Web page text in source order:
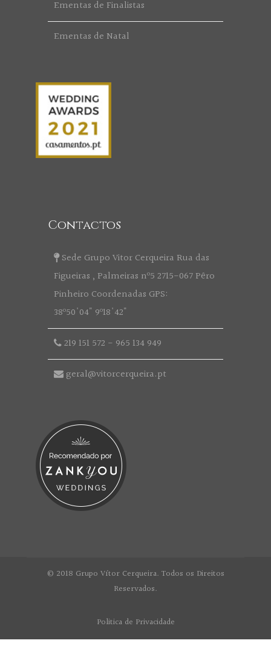
Ementas de Finalistas
Ementas de Natal
Contactos
Sede Grupo Vitor Cerqueira Rua das
Figueiras , Palmeiras nº5 2715-067 Pêro
Pinheiro Coordenadas GPS:
38º50'04" 9º18'42"
219 151 572 - 965 134 949
geral@vitorcerqueira.pt
© 2018 Grupo Vítor Cerqueira. Todos os Direitos
Reservados.
Politica de Privacidade